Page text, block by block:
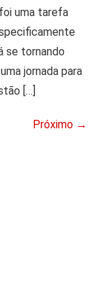
uma tarefa
se tornando
jornada para
[…]
Próximo →